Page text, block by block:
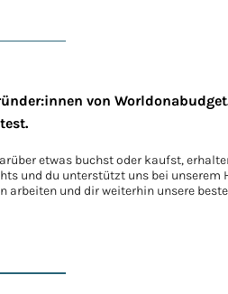
von
etwas buchst oder kaufst,
und du unterstützt uns bei unserem
arbeiten und dir weiterhin unsere